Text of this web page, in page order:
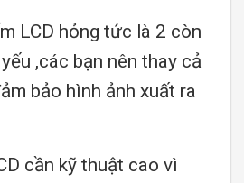
LCD hỏng tức là 2 còn
,các bạn nên thay cả
bảo hình ảnh xuất ra
cần kỹ thuật cao vì